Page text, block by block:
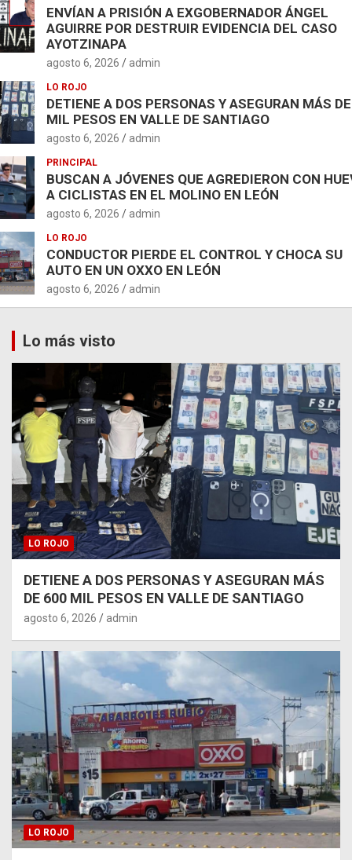
ENVÍAN A PRISIÓN A EXGOBERNADOR ÁNGEL
AGUIRRE POR DESTRUIR EVIDENCIA DEL CASO
AYOTZINAPA
agosto 6, 2026 admin
LO ROJO
DETIENE A DOS PERSONAS Y ASEGURAN MÁS
MIL PESOS EN VALLE DE SANTIAGO
agosto 6, 2026 admin
PRINCIPAL
BUSCAN A JÓVENES QUE AGREDIERON CON
A CICLISTAS EN EL MOLINO EN LEÓN
agosto 6, 2026 admin
LO ROJO
CONDUCTOR PIERDE EL CONTROL Y CHOCA SU
AUTO EN UN OXXO EN LEÓN
agosto 6, 2026 admin
Lo más visto
LO ROJO
DETIENE A DOS PERSONAS Y ASEGURAN MÁS
DE 600 MIL PESOS EN VALLE DE SANTIAGO
agosto 6, 2026 admin
LO ROJO